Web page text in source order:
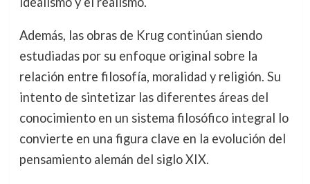
Además, las obras de Krug continúan siendo
estudiadas por su enfoque original sobre la
relación entre filosofía, moralidad y religión. Su
intento de sintetizar las diferentes áreas del
conocimiento en un sistema filosófico integral lo
convierte en una figura clave en la evolución del
pensamiento alemán del siglo XIX.